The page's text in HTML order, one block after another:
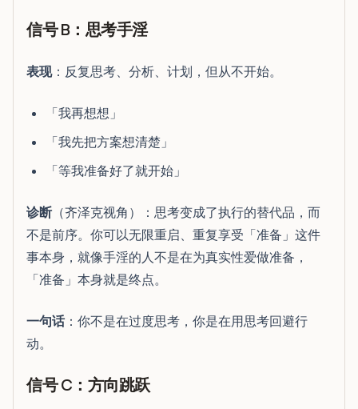
信号 B：思考手淫
表现：反复思考、分析、计划，但从不开始。
「我再想想」
「我先把方案想清楚」
「等我准备好了就开始」
诊断 （齐泽克视角）：思考变成了执行的替代品，而
不是前序。你可以无限重启、重复享受「准备」这件
事本身，就像手淫的人不是在为真实性爱做准备，
「准备」本身就是终点。
一句话：你不是在过度思考，你是在用思考回避行
动。
信号 C：方向跳跃